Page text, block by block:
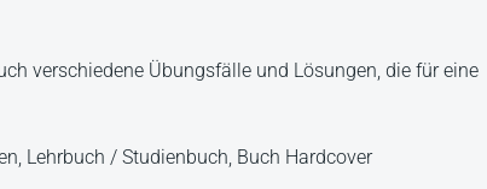
verschiedene Übungsfälle und Lösungen, die für eine
Lehrbuch / Studienbuch, Buch Hardcover